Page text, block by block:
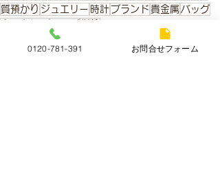
質預かり ジュエリー 時計 ブランド 貴金属 バッグ
0120-781-391 お問合せフォーム